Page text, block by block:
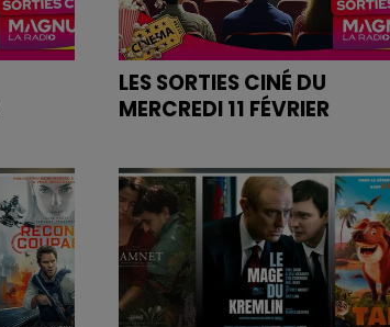
LES SORTIES CINÉ DU
MERCREDI 11 FÉVRIER
des films sur
magnumlaradio.com